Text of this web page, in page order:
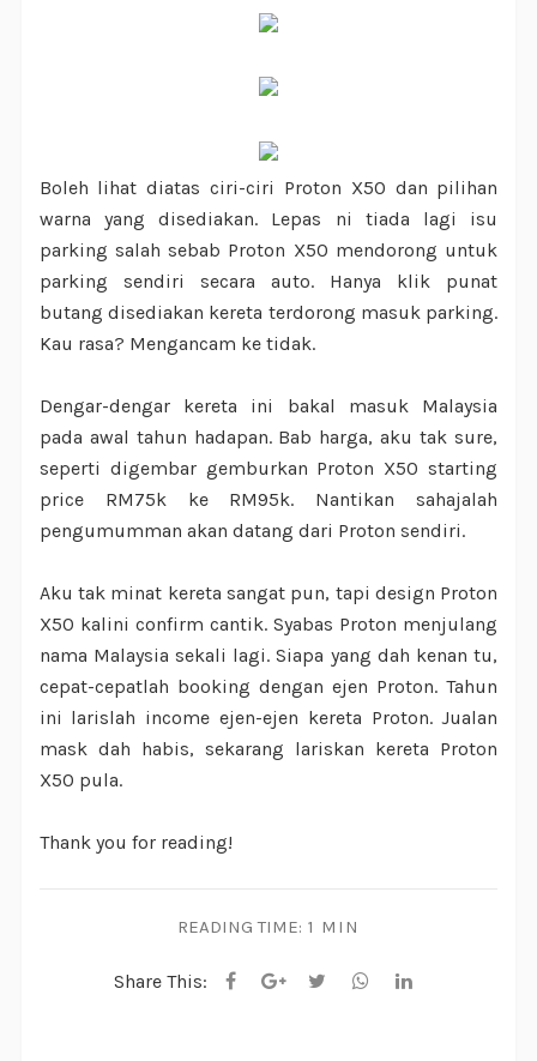
Boleh lihat diatas ciri-ciri Proton X50 dan pilihan
warna yang disediakan. Lepas ni tiada lagi isu
parking salah sebab Proton X50 mendorong untuk
parking sendiri secara auto. Hanya klik punat
butang disediakan kereta terdorong masuk parking.
Kau rasa? Mengancam ke tidak.
Dengar-dengar kereta ini bakal masuk Malaysia
pada awal tahun hadapan. Bab harga, aku tak sure,
seperti digembar gemburkan Proton X50 starting
price RM75k ke RM95k. Nantikan sahajalah
pengumumman akan datang dari Proton sendiri.
Aku tak minat kereta sangat pun, tapi design Proton
X50 kalini confirm cantik. Syabas Proton menjulang
nama Malaysia sekali lagi. Siapa yang dah kenan tu,
cepat-cepatlah booking dengan ejen Proton. Tahun
ini larislah income ejen-ejen kereta Proton. Jualan
mask dah habis, sekarang lariskan kereta Proton
X50 pula.
Thank you for reading!
READING TIME: 1 MIN
Share This: